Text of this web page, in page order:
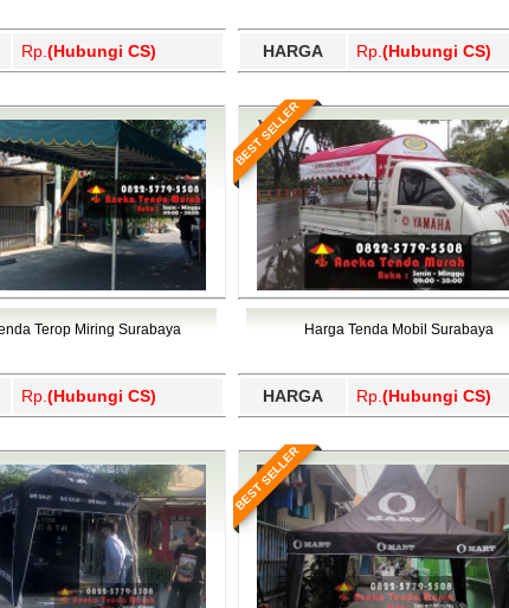
Rp. (Hubungi CS) HARGA Rp. (Hubungi CS)
Terop Miring Surabaya
Rp. (Hubungi CS)
BEST SELLER
Harga Tenda Mobil Surabaya
HARGA Rp. (Hubungi CS)
BEST SELLER